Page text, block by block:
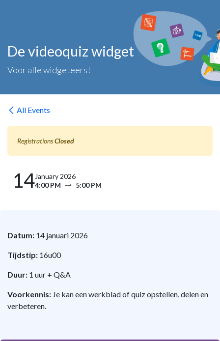
De videoquiz widget
Voor alle widgeteers!
All Events
RegistrationsClosed
14January 2026
4:00 PM
5:00 PM
Datum: 14 januari 2026
Tijdstip: 16u00
Duur: 1 uur + Q&A
Voorkennis: Je kan een werkblad of quiz opstellen, delen en
verbeteren.